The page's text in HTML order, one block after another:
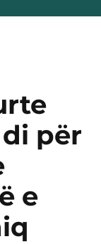
di për
e